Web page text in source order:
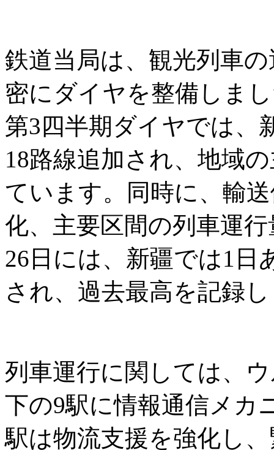
鉄道当局は、観光列車
密にダイヤを整備しま
第3四半期ダイヤでは、
18路線追加され、地域
ています。同時に、輸
化、主要区間の列車運
26日には、新疆では1日
され、過去最高を記録
列車運行に関しては、
下の9駅に情報通信メカ
駅は物流支援を強化し